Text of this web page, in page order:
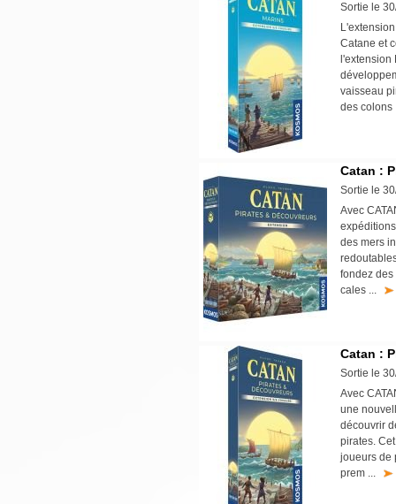
Sortie le
Catane et
vaisseau
des
Catan :
Sortie le
Avec
des mers
fondez
cales ...
Catan :
Sortie le
Avec
une
découvrir
pirates.
joueurs de
prem ...